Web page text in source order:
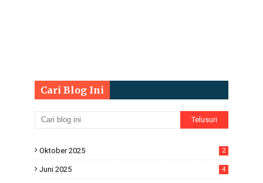
Cari Blog Ini
Oktober 2025 2
Juni 2025 4